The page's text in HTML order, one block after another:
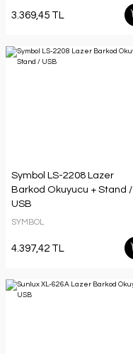
3.369,45 TL
Symbol LS-2208 Lazer
Barkod Okuyucu + Stand /
USB
SYMBOL
4.397,42 TL